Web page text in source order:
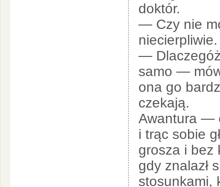
doktór.
— Czy nie
niecierpliwie.
—
samo —
ona go
czekają.
Awantura —
i trąc sobie
grosza i bez
gdy znalazł
stosunkami,